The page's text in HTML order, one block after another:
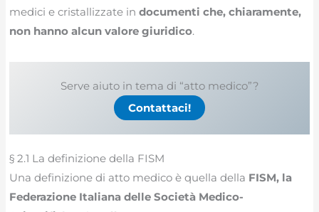
medici e cristallizzate indocumenti che, chiaramente,
non hanno alcun valore giuridico.
Serve aiuto in tema di “atto medico”?
Contattaci!
§ 2.1 La definizione della FISM
Una definizione di atto medico è quella della FISM, la
Federazione Italiana delle Società Medico-